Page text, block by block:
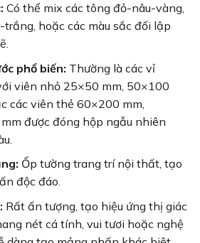
Có thể mix các tông đỏ-nâu-vàng,
hoặc các màu sắc đối lập
phổ biến: Thường là các vỉ
viên nhỏ 25×50 mm, 50×100
các viên thẻ 60×200 mm,
được đóng hộp ngẫu nhiên
Ốp tường trang trí nội thất, tạo
độc đáo.
Rất ấn tượng, tạo hiệu ứng thị giác
nét cá tính, vui tươi hoặc nghệ